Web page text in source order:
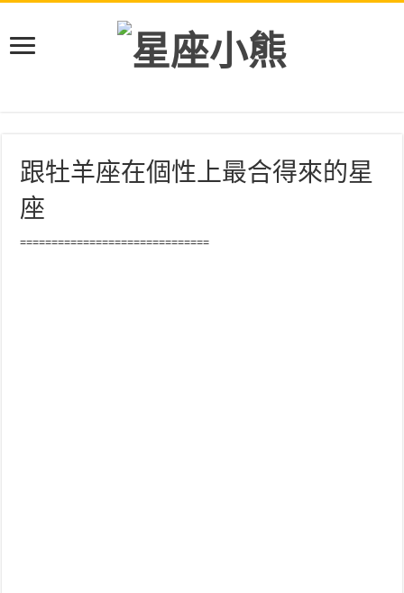
跟牡羊座在個性上最合得來的星
座
==============================